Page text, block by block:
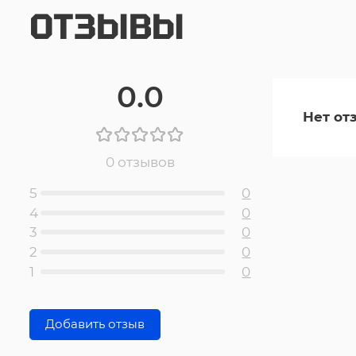
ОТЗЫВЫ
0.0
0 отзывов
5
0
4
0
3
0
2
0
1
0
Добавить отзыв
Нет